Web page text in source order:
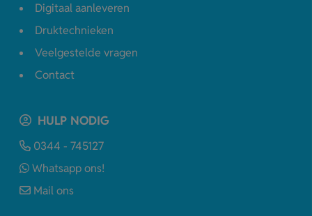
Digitaal aanleveren
Druktechnieken
Veelgestelde vragen
Contact
HULP NODIG
0344 - 745127
Whatsapp ons!
Mail ons